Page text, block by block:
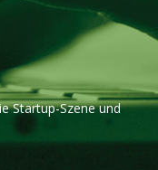
Startup-Szene und